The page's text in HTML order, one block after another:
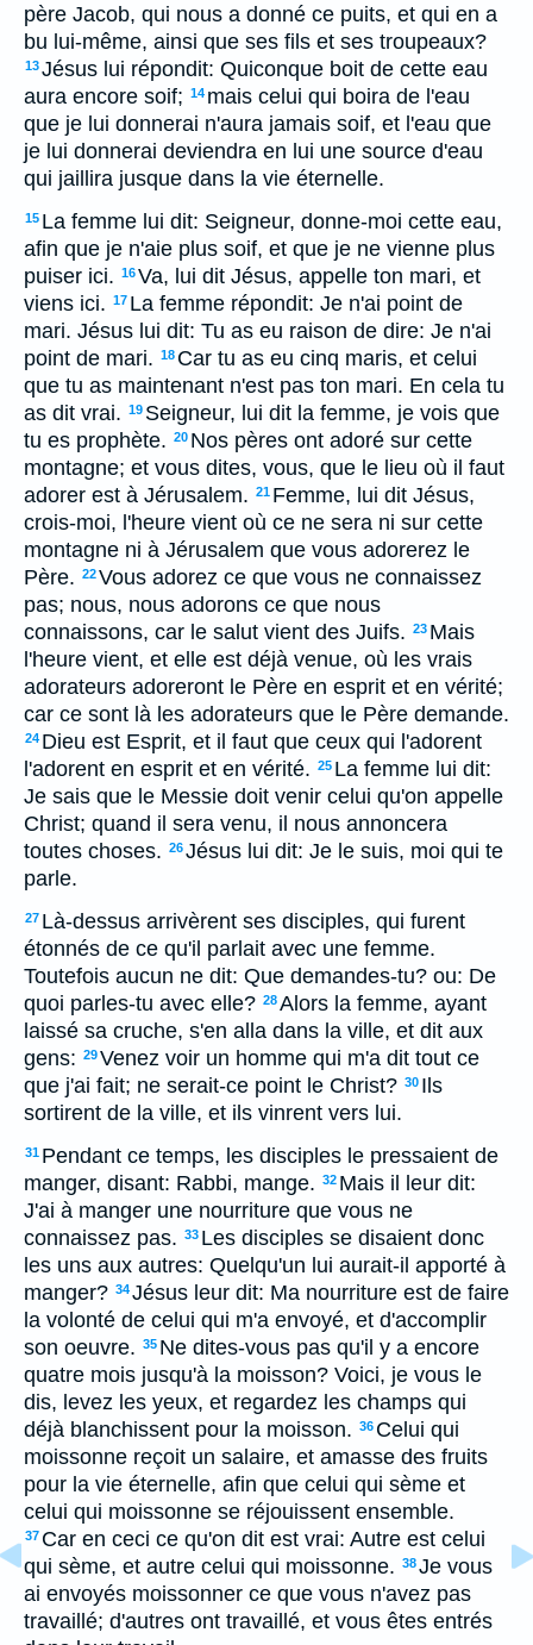
père Jacob, qui nous a donné ce puits, et qui en a
bu lui-même, ainsi que ses fils et ses troupeaux?
13Jésus lui répondit: Quiconque boit de cette eau
aura encore soif; 14 mais celui qui boira de l'eau
que je lui donnerai n'aura jamais soif, et l'eau que
je lui donnerai deviendra en lui une source d'eau
qui jaillira jusque dans la vie éternelle.
15 La femme lui dit: Seigneur, donne-moi cette eau,
afin que je n'aie plus soif, et que je ne vienne plus
puiser ici. 16Va, lui dit Jésus, appelle ton mari, et
viens ici. 17 La femme répondit: Je n'ai point de
mari. Jésus lui dit: Tu as eu raison de dire: Je n'ai
point de mari. 18 Car tu as eu cinq maris, et celui
que tu as maintenant n'est pas ton mari. En cela tu
as dit vrai. 19 Seigneur, lui dit la femme, je vois que
tu es prophète. 20 Nos pères ont adoré sur cette
montagne; et vous dites, vous, que le lieu où il faut
adorer est à Jérusalem. 21 Femme, lui dit Jésus,
crois-moi, l'heure vient où ce ne sera ni sur cette
montagne ni à Jérusalem que vous adorerez le
Père. 22Vous adorez ce que vous ne connaissez
pas; nous, nous adorons ce que nous
connaissons, car le salut vient des Juifs. 23 Mais
l'heure vient, et elle est déjà venue, où les vrais
adorateurs adoreront le Père en esprit et en vérité;
car ce sont là les adorateurs que le Père demande.
24 Dieu est Esprit, et il faut que ceux qui l'adorent
l'adorent en esprit et en vérité. 25 La femme lui dit:
Je sais que le Messie doit venir celui qu'on appelle
Christ; quand il sera venu, il nous annoncera
toutes choses. 26Jésus lui dit: Je le suis, moi qui te
parle.
27 Là-dessus arrivèrent ses disciples, qui furent
étonnés de ce qu'il parlait avec une femme.
Toutefois aucun ne dit: Que demandes-tu? ou: De
quoi parles-tu avec elle? 28Alors la femme, ayant
laissé sa cruche, s'en alla dans la ville, et dit aux
gens: 29Venez voir un homme qui m'a dit tout ce
que j'ai fait; ne serait-ce point le Christ? 30 Ils
sortirent de la ville, et ils vinrent vers lui.
31 Pendant ce temps, les disciples le pressaient de
manger, disant: Rabbi, mange. 32 Mais il leur dit:
J'ai à manger une nourriture que vous ne
connaissez pas. 33 Les disciples se disaient donc
les uns aux autres: Quelqu'un lui aurait-il apporté à
manger? 34Jésus leur dit: Ma nourriture est de faire
la volonté de celui qui m'a envoyé, et d'accomplir
son oeuvre. 35 Ne dites-vous pas qu'il y a encore
quatre mois jusqu'à la moisson? Voici, je vous le
dis, levez les yeux, et regardez les champs qui
déjà blanchissent pour la moisson. 36 Celui qui
moissonne reçoit un salaire, et amasse des fruits
pour la vie éternelle, afin que celui qui sème et
celui qui moissonne se réjouissent ensemble.
37 Car en ceci ce qu'on dit est vrai: Autre est celui
qui sème, et autre celui qui moissonne. 38Je vous
ai envoyés moissonner ce que vous n'avez pas
travaillé; d'autres ont travaillé, et vous êtes entrés